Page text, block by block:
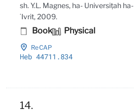
sh. Y.L. Magnes, ha- Universiṭah ha-
ʻIvrit, 2009.
Book Physical
ReCAP
Heb 44711 .834
14.